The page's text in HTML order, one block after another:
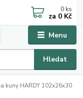
Menu
Hledat
0 ks
za 0 Kč
kuny HARDY 102x26x30